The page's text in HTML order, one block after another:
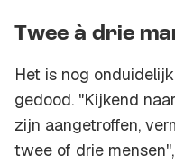
Twee à drie
Het is nog
gedood. "Kijkend
zijn aangetroffen,
twee of drie